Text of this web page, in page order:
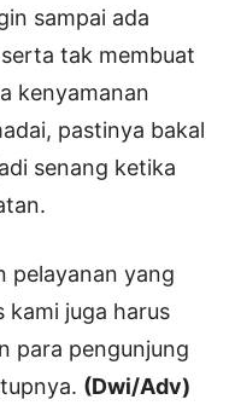
sampai ada
tak membuat
kenyamanan
pastinya bakal
senang ketika
pelayanan yang
kami juga harus
para pengunjung
(Dwi/Adv)